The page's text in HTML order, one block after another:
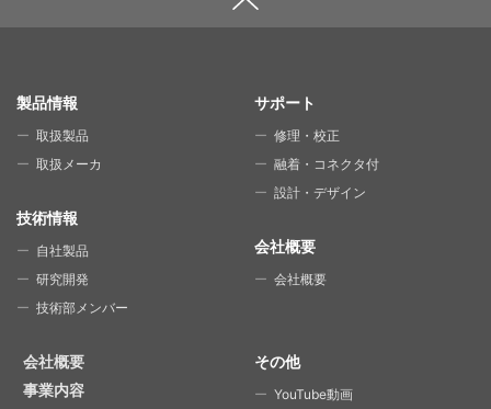
SITE MAP
製品情報
取扱製品
取扱メーカ
技術情報
自社製品
研究開発
技術部メンバー
サポート
修理・校正
融着・コネクタ付
設計・デザイン
会社概要
会社概要
会社概要
事業内容
その他
YouTube動画